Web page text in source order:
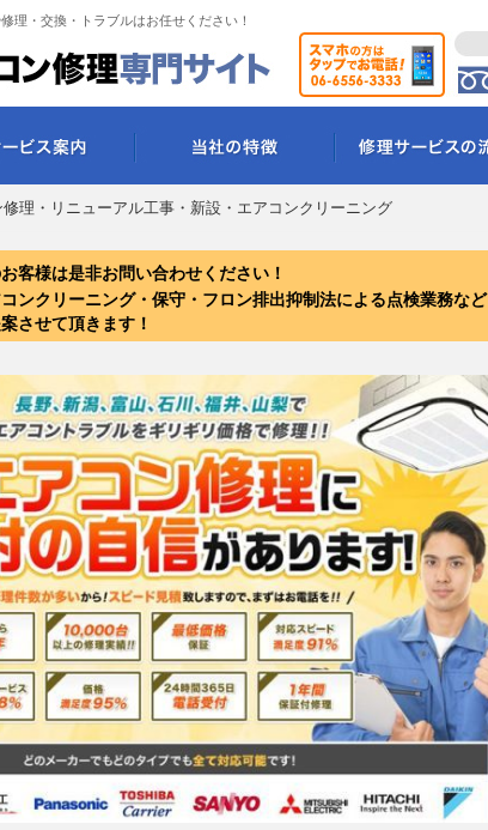
・交換・トラブルはお任せください！
理・リニューアル工事・新設・エアコンクリーニング
客様は是非お問い合わせください！
ンクリーニング・保守・フロン排出抑制法による点検業務など
させて頂きます！